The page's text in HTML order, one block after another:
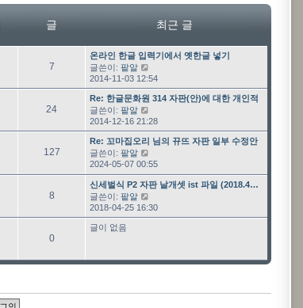
글 최근 글
7글
최근 글
온라인 한글 입력기에서 옛한글 넣기
글쓴이: 팥알
2014-11-03 12:54
24글
최근 글
Re: 한글문화원 314 자판(안)에 대한 개인적인 …
글쓴이: 팥알
2014-12-16 21:28
127글
최근 글
Re: 꼬마집오리 님의 뀨뜨 자판 일부 수정안
글쓴이: 팥알
2024-05-07 00:55
8글
최근 글
신세벌식 P2 자판 날개셋 ist 파일 (2018.4…
글쓴이: 팥알
2018-04-25 16:30
0글
글이 없음